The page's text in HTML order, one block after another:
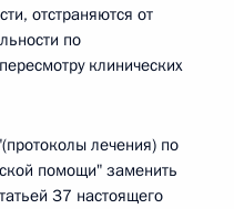
отстраняются от
по
клинических
лечения) по
помощи" заменить
37 настоящего